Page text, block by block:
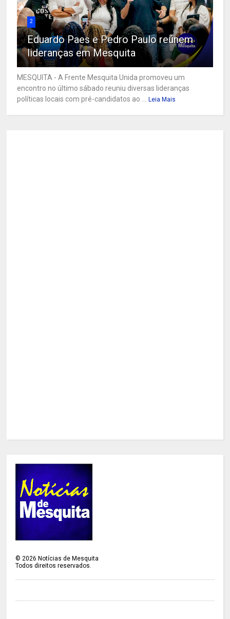
2
Eduardo Paes e Pedro Paulo reúnem
lideranças em Mesquita
MESQUITA - A Frente Mesquita Unida promoveu um
encontro no último sábado reuniu diversas lideranças
políticas locais com pré-candidatos ao ...
Leia Mais
© 2026 Notícias de Mesquita
Todos direitos reservados.